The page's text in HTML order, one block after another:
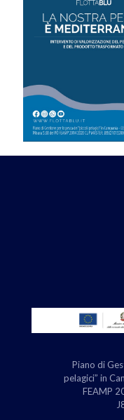
Piano di
pelagici” in
FEAMP